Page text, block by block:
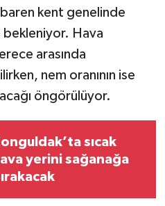
kent genelinde
bekleniyor. Hava
arasında
nem oranının ise
öngörülüyor.
sıcak
yerini sağanağa